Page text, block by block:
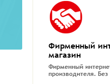
Фирменный
магазин
Фирменный
производителя.